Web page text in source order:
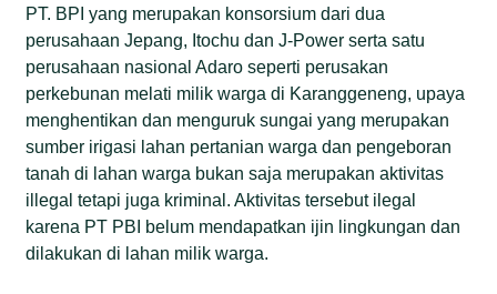
PT. BPI yang merupakan konsorsium dari dua
perusahaan Jepang, Itochu dan J-Power serta satu
perusahaan nasional Adaro seperti perusakan
perkebunan melati milik warga di Karanggeneng, upaya
menghentikan dan menguruk sungai yang merupakan
sumber irigasi lahan pertanian warga dan pengeboran
tanah di lahan warga bukan saja merupakan aktivitas
illegal tetapi juga kriminal. Aktivitas tersebut ilegal
karena PT PBI belum mendapatkan ijin lingkungan dan
dilakukan di lahan milik warga.